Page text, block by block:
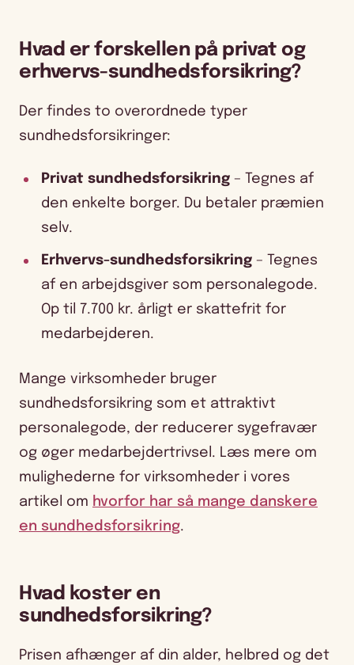
Hvad er forskellen på privat og
erhvervs-sundhedsforsikring?
Der findes to overordnede typer
sundhedsforsikringer:
Privat sundhedsforsikring – Tegnes af
den enkelte borger. Du betaler præmien
selv.
Erhvervs-sundhedsforsikring – Tegnes
af en arbejdsgiver som personalegode.
Op til 7.700 kr. årligt er skattefrit for
medarbejderen.
Mange virksomheder bruger
sundhedsforsikring som et attraktivt
personalegode, der reducerer sygefravær
og øger medarbejdertrivsel. Læs mere om
mulighederne for virksomheder i vores
artikel om hvorfor har så mange danskere
en sundhedsforsikring.
Hvad koster en
sundhedsforsikring?
Prisen afhænger af din alder, helbred og det